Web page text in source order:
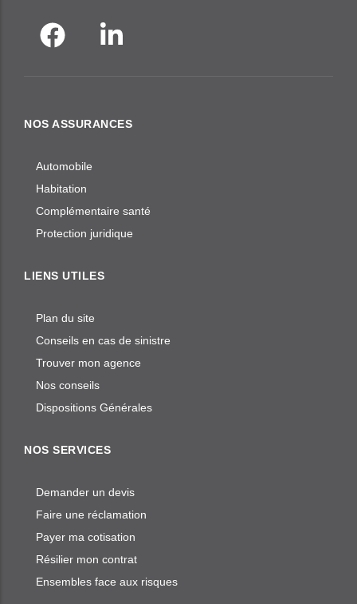
NOS ASSURANCES
Automobile
Habitation
Complémentaire santé
Protection juridique
LIENS UTILES
Plan du site
Conseils en cas de sinistre
Trouver mon agence
Nos conseils
Dispositions Générales
NOS SERVICES
Demander un devis
Faire une réclamation
Payer ma cotisation
Résilier mon contrat
Ensembles face aux risques